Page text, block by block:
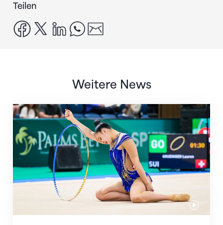
Teilen
facebook
x linkedinwhatsapp
Weitere News
Nächster Halt: Weltmeisterschaft